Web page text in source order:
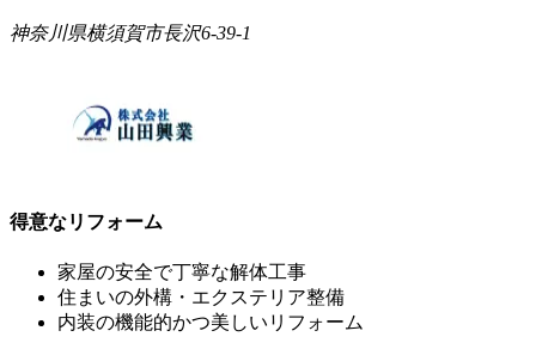
神奈川県横須賀市長沢6-39-1
得意なリフォーム
家屋の安全で丁寧な解体工事
住まいの外構・エクステリア整備
内装の機能的かつ美しいリフォーム